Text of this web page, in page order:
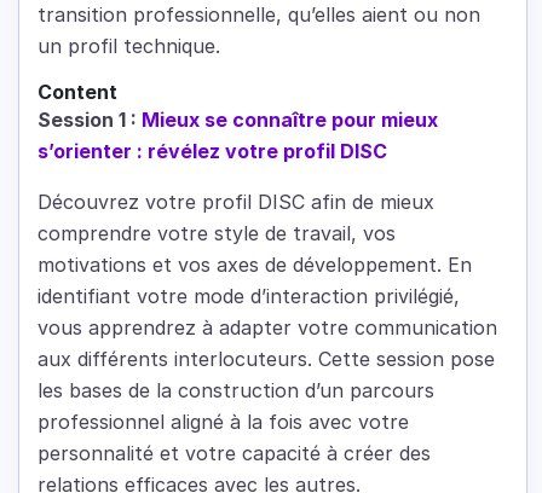
transition professionnelle, qu’elles aient ou non
un profil technique.
Content
Session 1 : Mieux se connaître pour mieux
s’orienter : révélez votre profil DISC
Découvrez votre profil DISC afin de mieux
comprendre votre style de travail, vos
motivations et vos axes de développement. En
identifiant votre mode d’interaction privilégié,
vous apprendrez à adapter votre communication
aux différents interlocuteurs. Cette session pose
les bases de la construction d’un parcours
professionnel aligné à la fois avec votre
personnalité et votre capacité à créer des
relations efficaces avec les autres.